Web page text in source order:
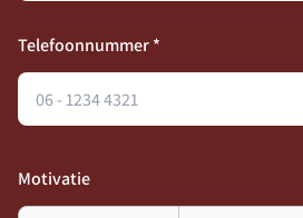
Telefoonnummer *
Motivatie